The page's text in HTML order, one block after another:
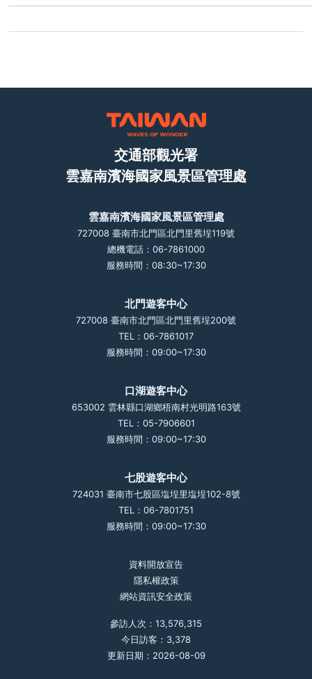
交通部觀光署
雲嘉南濱海國家風景區管理處
雲嘉南濱海國家風景區管理處
727008 臺南市北門區北門里舊埕119號
總機電話：06-7861000
服務時間：08:30~17:30
北門遊客中心
727008 臺南市北門區北門里舊埕200號
TEL：06-7861017
服務時間：09:00~17:30
口湖遊客中心
653002 雲林縣口湖鄉梧南村光明路163號
TEL：05-7906601
服務時間：09:00~17:30
七股遊客中心
724031 臺南市七股區塩埕里塩埕102-8號
TEL：06-7801751
服務時間：09:00~17:30
資料開放宣告
隱私權政策
網站資訊安全政策
參訪人次：13,576,315
今日訪客：3,378
更新日期：2026-08-09